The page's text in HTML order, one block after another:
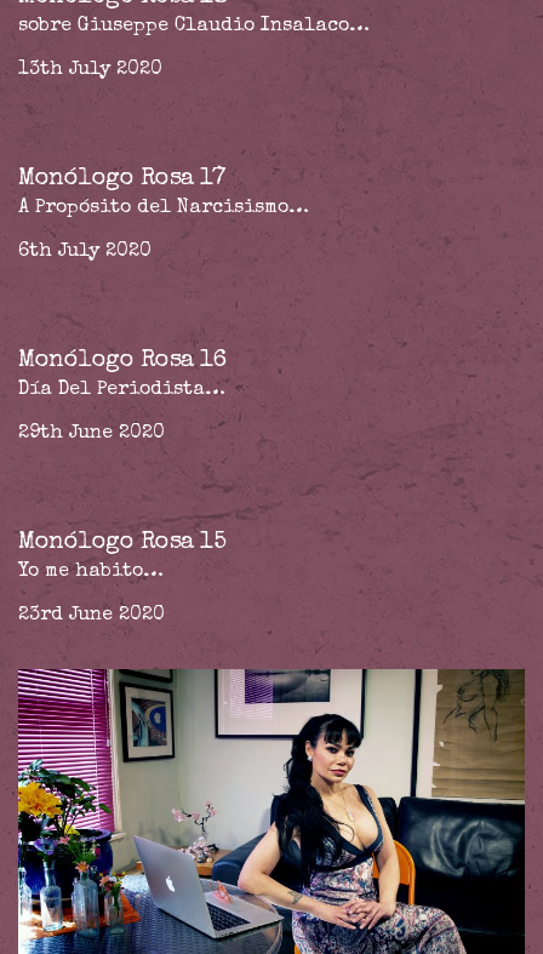
sobre Giuseppe Claudio Insalaco…
13th July 2020
Monólogo Rosa 17
A Propósito del Narcisismo…
6th July 2020
Monólogo Rosa 16
Día Del Periodista…
29th June 2020
Monólogo Rosa 15
Yo me habito…
23rd June 2020